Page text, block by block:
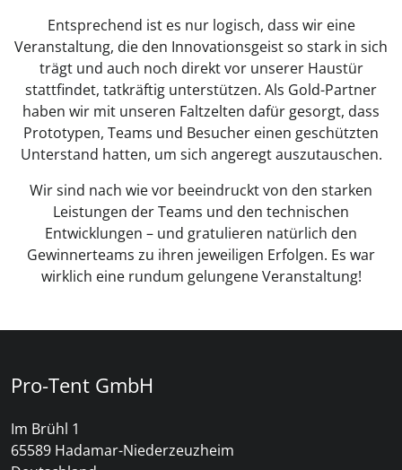
Entsprechend ist es nur logisch, dass wir eine
Veranstaltung, die den Innovationsgeist so stark in sich
trägt und auch noch direkt vor unserer Haustür
stattfindet, tatkräftig unterstützen. Als Gold-Partner
haben wir mit unseren Faltzelten dafür gesorgt, dass
Prototypen, Teams und Besucher einen geschützten
Unterstand hatten, um sich angeregt auszutauschen.
Wir sind nach wie vor beeindruckt von den starken
Leistungen der Teams und den technischen
Entwicklungen – und gratulieren natürlich den
Gewinnerteams zu ihren jeweiligen Erfolgen. Es war
wirklich eine rundum gelungene Veranstaltung!
Pro-Tent GmbH
Im Brühl 1
65589 Hadamar-Niederzeuzheim